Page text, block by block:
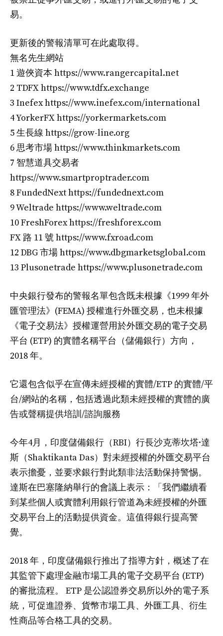
易。
更新後的警報清單可在此處取得。
無名先生網站
1 遊俠資本 https://www.rangercapital.net
2 TDFX https://www.tdfx.exchange
3 Inefex https://www.inefex.com/international
4 YorkerFX https://yorkermarkets.com
5 生長線 https://grow-line.org
6 思考市場 https://www.thinkmarkets.com
7 智慧道具交易者
https://www.smartproptrader.com
8 FundedNext https://fundednext.com
9 Weltrade https://www.weltrade.com
10 FreshForex https://freshforex.com
FX 路 11 號 https://www.fxroad.com
12 DBG 市場 https://www.dbgmarketsglobal.com
13 Plusonetrade https://www.plusonetrade.com
中央銀行發布的警報名單包含既未根據《1999 年外
匯管理法》(FEMA) 授權進行外匯交易，也未根據
《電子交易法》授權運營用於外匯交易的電子交易
平台 (ETP) 的實體名稱平台（儲備銀行）方向，
2018 年。
它還包含似乎在宣傳未經授權的實體/ETP 的實體/平
台/網站的名稱，包括透過此類未經授權的實體的廣
告或聲稱提供培訓/諮詢服務
今年4月，印度儲備銀行（RBI）行長沙克蒂坎塔·達
斯（Shaktikanta Das）對未經授權的外匯交易平台
表示擔憂，並要求銀行對此類非法活動保持警惕。
達斯在巴塞隆納舉行的會議上表示：「我們繼續看
到某些個人或實體利用銀行管道為未經授權的外匯
交易平台上的活動提供資金。這值得銀行提高警
覺。
2018 年，印度儲備銀行推出了指導方針，概述了在
其監管下處理金融市場工具的電子交易平台 (ETP)
的審批流程。 ETP 是公認證券交易所以外的電子系
統，可促進證券、貨幣市場工具、外匯工具、衍生
性商品等合格工具的交易。